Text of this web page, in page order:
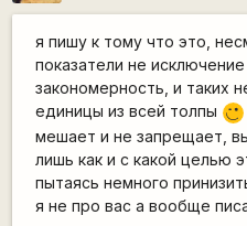
я пишу к тому что это,
показатели не
закономерность, и таких
единицы из всей толпы
;)
мешает и не запрещает,
лишь как и с какой целью
пытаясь немного
я не про вас а вообще